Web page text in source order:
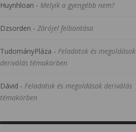
Huynhloan - Melyik a gyengébb nem?
Dzsorden - Zárójel felbontása
TudományPláza - Feladatok és megoldások
deriválás témakörben
Dávid - Feladatok és megoldások deriválás
témakörben